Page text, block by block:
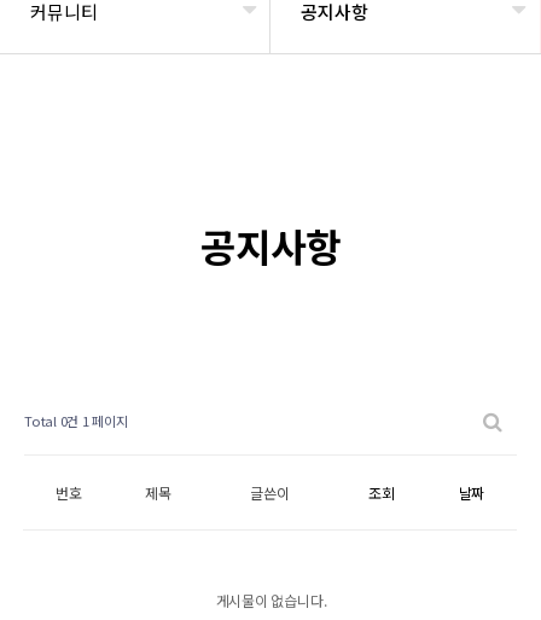
커뮤니티 공지사항
공지사항
Total 0건 1 페이지
번호 제목 글쓴이 조회 날짜
게시물이 없습니다.